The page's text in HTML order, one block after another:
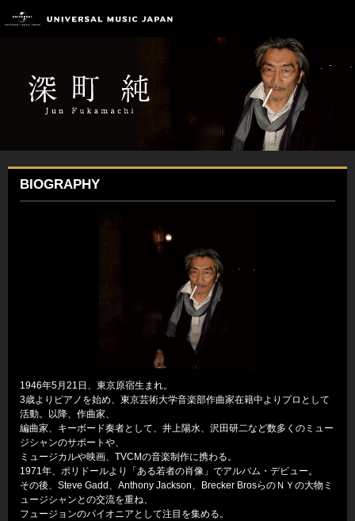
BIOGRAPHY
1946年5月21日、東京原宿生まれ。
3歳よりピアノを始め、東京芸術大学音楽部作曲家在籍中よりプロとして
活動。以降、作曲家、
編曲家、キーボード奏者として、井上陽水、沢田研二など数多くのミュー
ジシャンのサポートや、
ミュージカルや映画、TVCMの音楽制作に携わる。
1971年、ポリドールより「ある若者の肖像」でアルバム・デビュー。
その後、Steve Gadd、Anthony Jackson、Brecker BrosらのＮＹの大物ミ
ュージシャンとの交流を重ね、
フュージョンのパイオニアとして注目を集める。